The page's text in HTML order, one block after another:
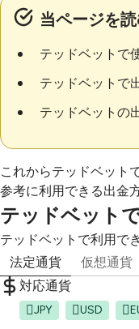
当ページを
テッドベットで
テッドベットで
テッドベットの
これからテッドベット
参考に利用できる出金
テッドベット
テッドベットで利用で
法定通貨
仮想通貨
対応通貨
JPY USD